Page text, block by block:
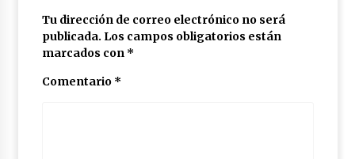
Tu dirección de correo electrónico no será
publicada. Los campos obligatorios están
marcados con *
Comentario *